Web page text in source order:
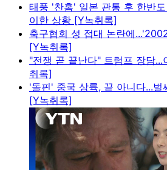
태풍 '찬홈' 일본 관통 후 한반
이한 상황 [Y녹취록]
축구협회 성 접대 논란에
[Y녹취록]
"전쟁 곧 끝난다" 트럼프 장담
취록]
'돌핀' 중국 상륙, 끝 아니다...벌
[Y녹취록]